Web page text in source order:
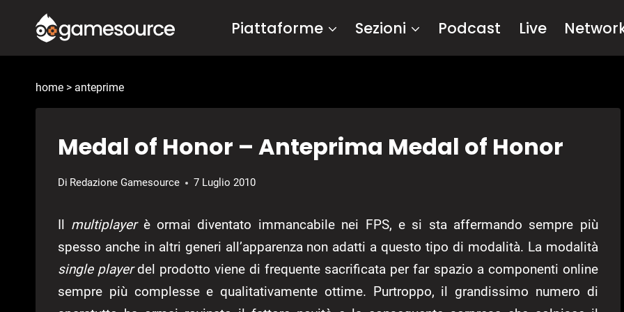
contenuto
Piattaforme Sezioni Podcast Live
home > anteprime
Medal of Honor – Anteprima Medal of Honor
Di Redazione Gamesource 7 Luglio 2010
Il multiplayerè ormai diventato immancabile nei FPS, e si sta affermando sempre più
spesso anche in altri generi all’apparenza non adatti a questo tipo di modalità. La modalità
single playerdel prodotto viene di frequente sacrificata per far spazio a componenti online
sempre più complesse e qualitativamente ottime. Purtroppo, il grandissimo numero di